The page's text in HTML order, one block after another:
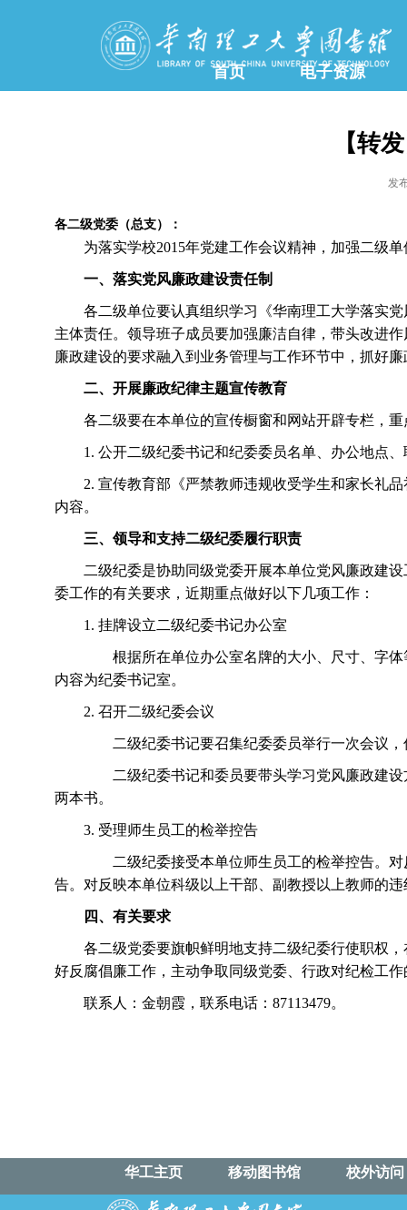
首页 电子资源
【转
发
各二级党委（总支）：
为落实学校2015年党建工作会议精神，加强二级
一、落实党风廉政建设责任制
各二级单位要认真组织学习《华南理工大学落实
主体责任。领导班子成员要加强廉洁自律，带头改进
廉政建设的要求融入到业务管理与工作环节中，抓好
二、开展廉政纪律主题宣传教育
各二级要在本单位的宣传橱窗和网站开辟专栏，
1. 公开二级纪委书记和纪委委员名单、办公地点
2. 宣传教育部《严禁教师违规收受学生和家长礼
内容。
三、领导和支持二级纪委履行职责
二级纪委是协助同级党委开展本单位党风廉政建
委工作的有关要求，近期重点做好以下几项工作：
1. 挂牌设立二级纪委书记办公室
根据所在单位办公室名牌的大小、尺寸、字
内容为纪委书记室。
2. 召开二级纪委会议
二级纪委书记要召集纪委委员举行一次会议
二级纪委书记和委员要带头学习党风廉政建
两本书。
3. 受理师生员工的检举控告
二级纪委接受本单位师生员工的检举控告。
告。对反映本单位科级以上干部、副教授以上教师的
四、有关要求
各二级党委要旗帜鲜明地支持二级纪委行使职权
好反腐倡廉工作，主动争取同级党委、行政对纪检工作
联系人：金朝霞，联系电话：87113479。
华工主页 移动图书馆 校外访问